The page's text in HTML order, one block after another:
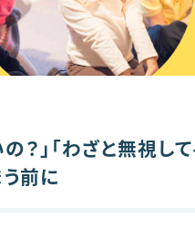
？」「わざと無視して
前に